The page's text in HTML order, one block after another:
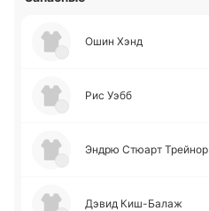
Ошин Хэнд
Рис Уэбб
Эндрю Стюарт Трей­нор
Дэвид Ки­ш-Ба­лаж